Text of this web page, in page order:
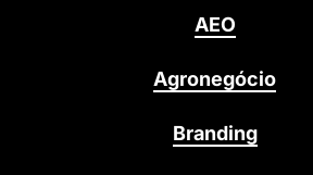
AEO
Agronegócio
Branding